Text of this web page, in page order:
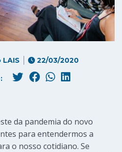
LAIS 22/03/2020
da pandemia do novo
para entendermos a
o nosso cotidiano. Se